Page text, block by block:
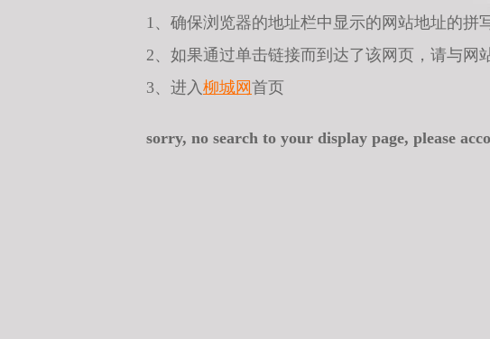
1、确保浏览器的地址栏中显示的网站地址的拼
2、如果通过单击链接而到达了该网页，请与网
3、进入柳城网 首页
sorry, no search to your display page, please